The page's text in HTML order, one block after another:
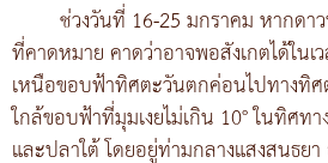
ช่วงวันที่ 16-25 มกราคม หากดา
ที่คาดหมาย คาดว่าอาจพอสังเกตได้ใน
เหนือขอบฟ้าทิศตะวันตกค่อนไปทางทิศ
ใกล้ขอบฟ้าที่มุมเงยไม่เกิน 10° ในทิศท
และปลาใต้ โดยอยู่ท่ามกลางแสงสนธย